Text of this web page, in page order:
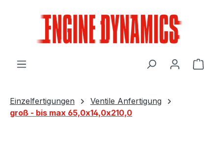
Einzelfertigungen
Ventile Anfertigung
groß - bis max 65,0x14,0x210,0